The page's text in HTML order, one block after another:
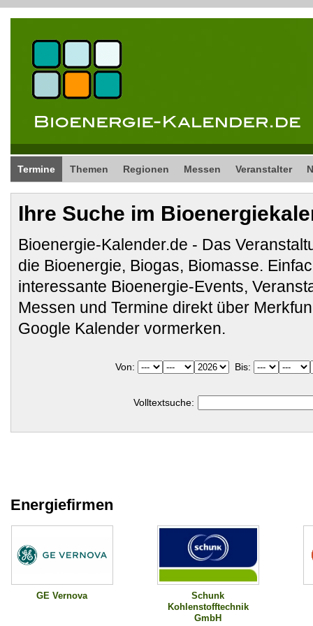
Termine Themen Regionen Messen Veranstalter
Ihre Suche im
Bioenergie-Kalender.de - Das
die Bioenergie, Biogas, Biomasse.
interessante Bioenergie-Events,
Messen und Termine direkt über
Google Kalender vormerken.
Von: Bis:
Volltextsuche:
Energiefirmen
GE Vernova
Schunk
Kohlenstofftechnik
GmbH